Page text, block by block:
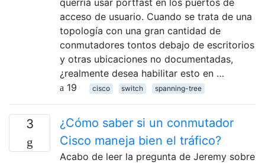
querría usar portfast en los puertos de
acceso de usuario. Cuando se trata de una
topología con una gran cantidad de
conmutadores tontos debajo de escritorios
y otras ubicaciones no documentadas,
¿realmente desea habilitar esto en …
19
cisco switch spanning-tree
3
¿Cómo saber si un conmutador
Cisco maneja bien el tráfico?
Acabo de leer la pregunta de Jeremy sobre